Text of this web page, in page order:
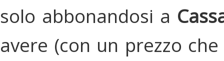
solo abbonandosi a
avere (con un prezzo